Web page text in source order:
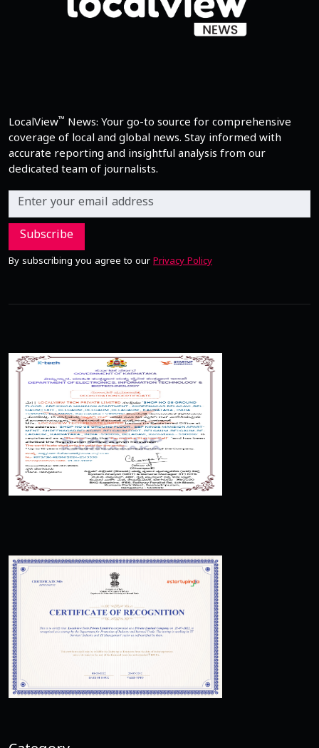
LocalView™ News: Your go-to source for comprehensive
coverage of local and global news. Stay informed with
accurate reporting and insightful analysis from our
dedicated team of journalists.
Subscribe
By subscribing you agree to our Privacy Policy